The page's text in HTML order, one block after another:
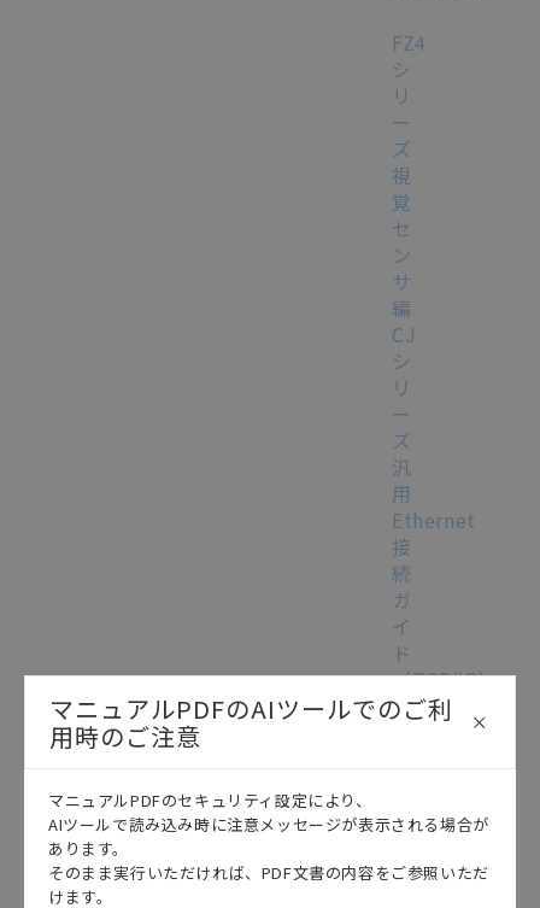
この資料を選択
テクニカルガイド
FZ4
シ
リ
ー
ズ
視
覚
セ
ン
サ
編
CJ
シ
リ
ー
ズ
汎
用
Ethernet
接
続
ガ
イ
ド
（TCP/IP）
※FZ
ズ
を
FH
2015/03/24
マニュアルPDFのAIツールでのご利
用時のご注意
マニュアルPDFのセキュリティ設定により、
AIツールで読み込み時に注意メッセージが表示される場合が
あります。
そのまま実行いただければ、PDF文書の内容をご参照いただ
けます。